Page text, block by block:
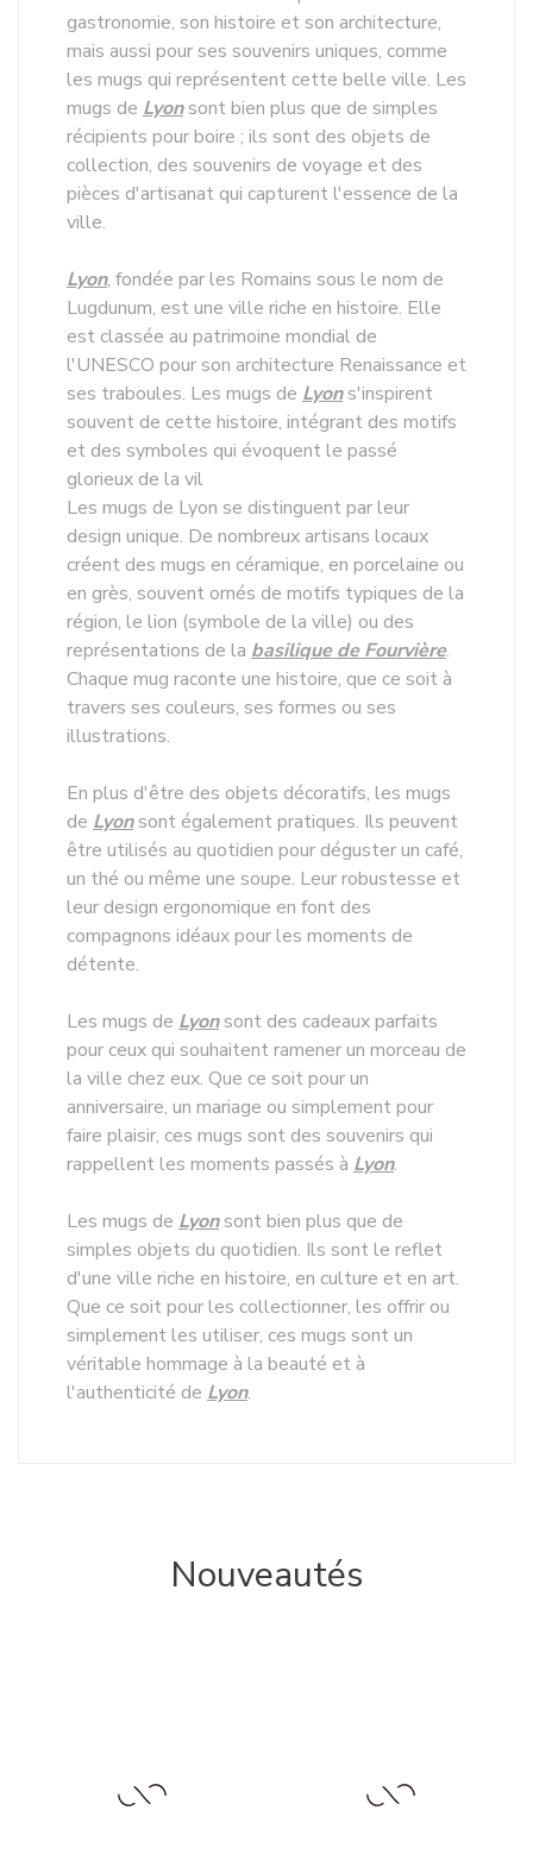
gastronomie, son histoire et son architecture,
mais aussi pour ses souvenirs uniques, comme
les mugs qui représentent cette belle ville. Les
mugs de Lyonsont bien plus que de simples
récipients pour boire ; ils sont des objets de
collection, des souvenirs de voyage et des
pièces d'artisanat qui capturent l'essence de la
ville.
Lyon, fondée par les Romains sous le nom de
Lugdunum, est une ville riche en histoire. Elle
est classée au patrimoine mondial de
l'UNESCO pour son architecture Renaissance et
ses traboules. Les mugs de Lyons'inspirent
souvent de cette histoire, intégrant des motifs
et des symboles qui évoquent le passé
glorieux de la vil
Les mugs de Lyon se distinguent par leur
design unique. De nombreux artisans locaux
créent des mugs en céramique, en porcelaine ou
en grès, souvent ornés de motifs typiques de la
région, le lion (symbole de la ville) ou des
représentations de la basilique de Fourvière.
Chaque mug raconte une histoire, que ce soit à
travers ses couleurs, ses formes ou ses
illustrations.
En plus d'être des objets décoratifs, les mugs
de Lyonsont également pratiques. Ils peuvent
être utilisés au quotidien pour déguster un café,
un thé ou même une soupe. Leur robustesse et
leur design ergonomique en font des
compagnons idéaux pour les moments de
détente.
Les mugs de Lyonsont des cadeaux parfaits
pour ceux qui souhaitent ramener un morceau de
la ville chez eux. Que ce soit pour un
anniversaire, un mariage ou simplement pour
faire plaisir, ces mugs sont des souvenirs qui
rappellent les moments passés à Lyon.
Les mugs de Lyonsont bien plus que de
simples objets du quotidien. Ils sont le reflet
d'une ville riche en histoire, en culture et en art.
Que ce soit pour les collectionner, les offrir ou
simplement les utiliser, ces mugs sont un
véritable hommage à la beauté et à
l'authenticité de Lyon.
Nouveautés